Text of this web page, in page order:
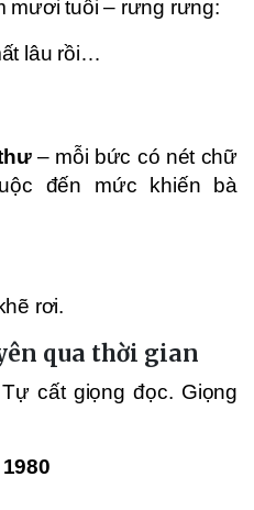
mươi tuổi – rưng rưng:
lâu rồi…
– mỗi bức có nét chữ
đến mức khiến bà
rơi.
qua thời gian
cất giọng đọc. Giọng